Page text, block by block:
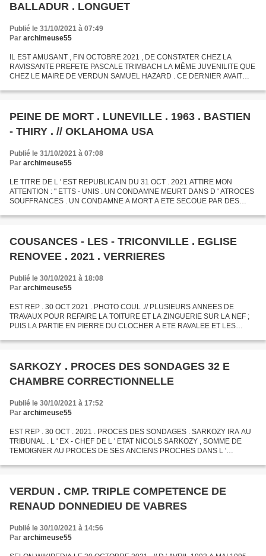
BALLADUR . LONGUET
Publié le 31/10/2021 à 07:49
Par archimeuse55
IL EST AMUSANT , FIN OCTOBRE 2021 , DE CONSTATER CHEZ LA
RAVISSANTE PREFETE PASCALE TRIMBACH LA MÊME JUVENILITE QUE
CHEZ LE MAIRE DE VERDUN SAMUEL HAZARD . CE DERNIER AVAIT
LUX SON PREDECESSEUR...
PEINE DE MORT . LUNEVILLE . 1963 . BASTIEN
- THIRY . // OKLAHOMA USA
Publié le 31/10/2021 à 07:08
Par archimeuse55
LE TITRE DE L ' EST REPUBLICAIN DU 31 OCT . 2021 ATTIRE MON
ATTENTION : " ETTS - UNIS . UN CONDAMNE MEURT DANS D ' ATROCES
SOUFFRANCES . UN CONDAMNE A MORT A ETE SECOUE PAR DES
JEUDI DANS L ' ETAT...
COUSANCES - LES - TRICONVILLE . EGLISE
RENOVEE . 2021 . VERRIERES
Publié le 30/10/2021 à 18:08
Par archimeuse55
EST REP . 30 OCT 2021 . PHOTO COUL .// PLUSIEURS ANNEES DE
TRAVAUX POUR REFAIRE LA TOITURE ET LA ZINGUERIE SUR LA NEF ;
PUIS LA PARTIE EN PIERRE DU CLOCHER A ETE RAVALEE ET LES
ONT RECU UN ENDUIT...
SARKOZY . PROCES DES SONDAGES 32 E
CHAMBRE CORRECTIONNELLE
Publié le 30/10/2021 à 17:52
Par archimeuse55
EST REP . 30 OCT . 2021 . PROCES DES SONDAGES . SARKOZY IRA AU
TRIBUNAL . L ' EX - CHEF DE L ' ETAT NICOLS SARKOZY , SOMME DE
TEMOIGNER AU PROCES DE SES ANCIENS PROCHES DANS L '
RENDRAIT BIEN...
VERDUN . CMP. TRIPLE COMPETENCE DE
RENAUD DONNEDIEU DE VABRES
Publié le 30/10/2021 à 14:56
Par archimeuse55